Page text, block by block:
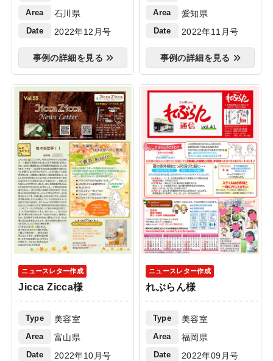
Area 石川県
Date 2022年12月号
事例の詳細を見る
Area 愛知県
Date 2022年11月号
事例の詳細を見る
ニュースレター作成
Jicca Zicca様
Type 美容室
Area 富山県
Date 2022年10月号
ニュースレター作成
れぶらん様
Type 美容室
Area 福岡県
Date 2022年09月号